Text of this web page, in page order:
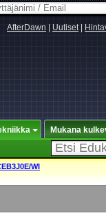
AfterDawn Uutiset|
Mukana
WI